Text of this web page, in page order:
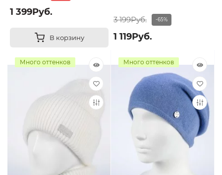
1 399Руб.
В корзину
3 199Руб. -65%
1 119Руб.
Много оттенков Много оттенков